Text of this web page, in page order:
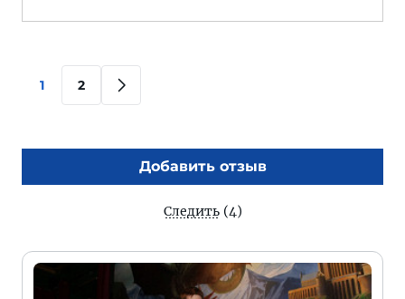
1 2
Добавить отзыв
Следить (4)